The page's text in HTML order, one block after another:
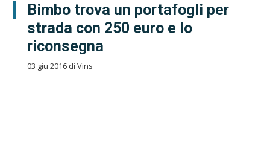
Bimbo trova un portafogli per
strada con 250 euro e lo
riconsegna
03 giu 2016 di Vins